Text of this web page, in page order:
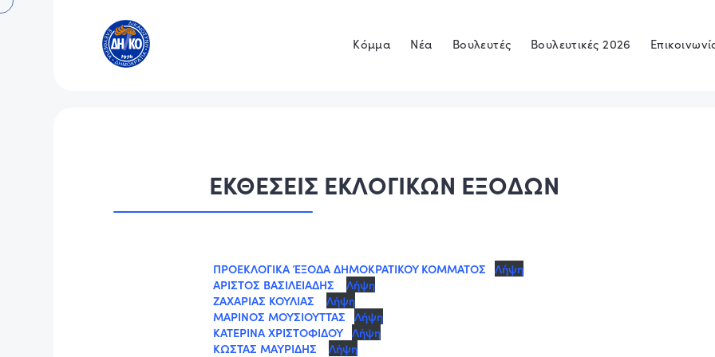
Κόμμα Νέα Βουλευτές Βουλευτικές 2026
ΕΚΘΕΣΕΙΣ ΕΚΛΟΓΙΚΩΝ ΕΞΟΔΩΝ
ΠΡΟΕΚΛΟΓΙΚΑ ΈΞΟΔΑ ΔΗΜΟΚΡΑΤΙΚΟΥ ΚΟΜΜΑΤΟΣ Λήψη
ΑΡΙΣΤΟΣ ΒΑΣΙΛΕΙΑΔΗΣ
Λήψη
ΖΑΧΑΡΙΑΣ ΚΟΥΛΙΑΣ
Λήψη
ΜΑΡΙΝΟΣ ΜΟΥΣΙΟΥΤΤΑΣ Λήψη
ΚΑΤΕΡΙΝΑ ΧΡΙΣΤΟΦΙΔΟΥ Λήψη
ΚΩΣΤΑΣ ΜΑΥΡΙΔΗΣ
Λήψη